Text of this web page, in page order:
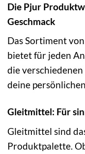
Die Pjur
Geschmack
Das Sortiment
bietet für jeden
die
deine
Gleitmittel: Für
Gleitmittel sind
Produktpalette.